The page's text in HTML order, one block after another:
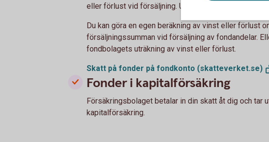
eller förlust vid försäljning. Uppgifterna är förifyllda i
Du kan göra en egen beräkning av vinst eller förlust
försäljningssumman vid försäljning av fondandelar.
fondbolagets uträkning av vinst eller förlust.
Skatt på fonder på fondkonto (skatteverket.se)
Fonder i kapitalförsäkring
Försäkringsbolaget betalar in din skatt åt dig och tar
kapitalförsäkring.